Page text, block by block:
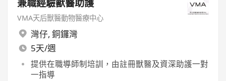
兼職經驗獸醫助護
VMA天后獸醫動物醫療中心
灣仔, 銅鑼灣
5天/週
提供在職導師制培訓，由註冊獸醫及資深助護一對
一指導